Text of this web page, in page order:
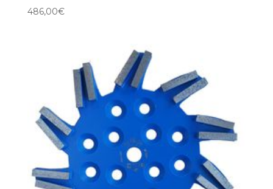
486,00€